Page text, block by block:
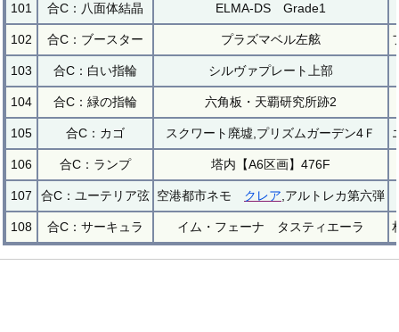
101 合C：八面体結晶 ELMA-DS Grade1
102 合C：ブースター プラズマベル左舷
103 合C：白い指輪 シルヴァプレート上部
104 合C：緑の指輪 六角板・天覇研究所跡2
105 合C：カゴ スクワート廃墟,プリズムガーデン4Ｆ
106 合C：ランプ 塔内【A6区画】476F
107 合C：ユーテリア弦 空港都市ネモ クレア,アルトレカ第六弾
108 合C：サーキュラ イム・フェーナ タスティエーラ